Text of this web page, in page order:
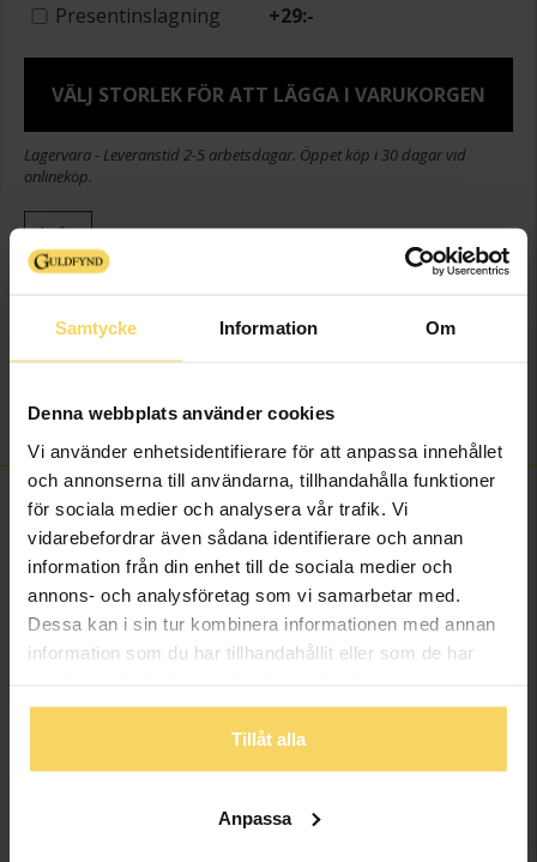
Samtycke Information Om
Denna webbplats använder cookies
Vi använder enhetsidentifierare för att anpassa innehållet
och annonserna till användarna, tillhandahålla funktioner
för sociala medier och analysera vår trafik. Vi
vidarebefordrar även sådana identifierare och annan
information från din enhet till de sociala medier och
annons- och analysföretag som vi samarbetar med.
Dessa kan i sin tur kombinera informationen med annan
information som du har tillhandahållit eller som de har
Tillåt alla
Anpassa
Presentinslagning +29:-
VÄLJ STORLEK FÖR ATT LÄGGA I VARUKORGEN
Lagervara - Leveranstid 2-5 arbetsdagar. Öppet köp i 30 dagar vid
onlineköp.
Info
Höjd ca (mm)
1,5-5,6
Varumärke
Sten/Pärla
Kristall
FINNS OCKSÅ SOM